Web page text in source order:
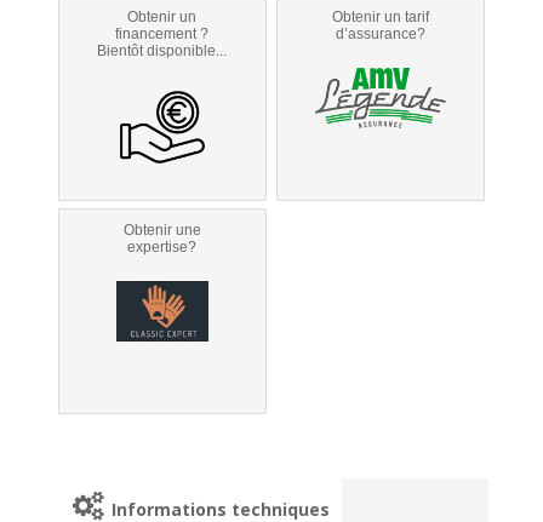
Obtenir un
financement ?
Bientôt disponible...
Obtenir un tarif
d’assurance?
Obtenir une
expertise?
Informations techniques